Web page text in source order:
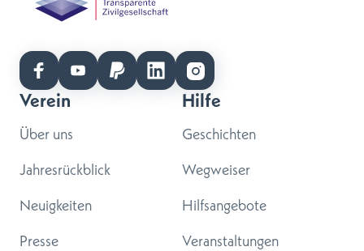
Verein
Über uns
Jahresrückblick
Neuigkeiten
Presse
Hilfe
Geschichten
Wegweiser
Hilfsangebote
Veranstaltungen